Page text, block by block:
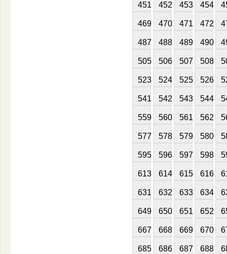
451 452 453 454
469 470 471 472
487 488 489 490
505 506 507 508
523 524 525 526
541 542 543 544
559 560 561 562
577 578 579 580
595 596 597 598
613 614 615 616
631 632 633 634
649 650 651 652
667 668 669 670
685 686 687 688